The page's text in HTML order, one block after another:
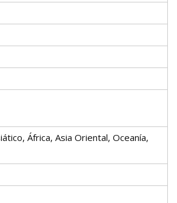
África, Asia Oriental, Oceanía,